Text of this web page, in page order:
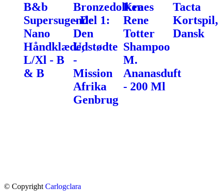
B&b
Supersugende
Nano
Håndklæde,
L/Xl - B
& B
Bronzedolken
- Del 1:
Den
Udstødte
-
Mission
Afrika
Genbrug
Kraes
Rene
Totter
Shampoo
M.
Ananasduft
- 200 Ml
Tacta
Kortspil,
Dansk
© Copyright Carlogclara